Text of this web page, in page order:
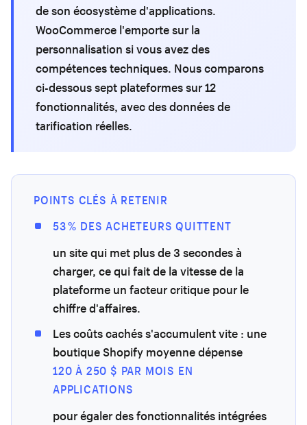
de son écosystème d'applications.
WooCommerce l'emporte sur la
personnalisation si vous avez des
compétences techniques. Nous comparons
ci-dessous sept plateformes sur 12
fonctionnalités, avec des données de
tarification réelles.
POINTS CLÉS À RETENIR
53 % DES ACHETEURS QUITTENT
un site qui met plus de 3 secondes à
charger, ce qui fait de la vitesse de la
plateforme un facteur critique pour le
chiffre d'affaires.
Les coûts cachés s'accumulent vite : une
boutique Shopify moyenne dépense
120 À 250 $ PAR MOIS EN
APPLICATIONS
pour égaler des fonctionnalités intégrées